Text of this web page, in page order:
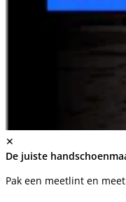
✕
De juiste
Pak een meetlint en